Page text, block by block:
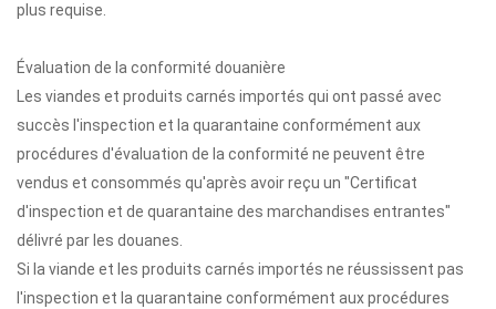
plus requise.
Évaluation de la conformité douanière
Les viandes et produits carnés importés qui ont passé avec
succès l'inspection et la quarantaine conformément aux
procédures d'évaluation de la conformité ne peuvent être
vendus et consommés qu'après avoir reçu un "Certificat
d'inspection et de quarantaine des marchandises entrantes"
délivré par les douanes.
Si la viande et les produits carnés importés ne réussissent pas
l'inspection et la quarantaine conformément aux procédures